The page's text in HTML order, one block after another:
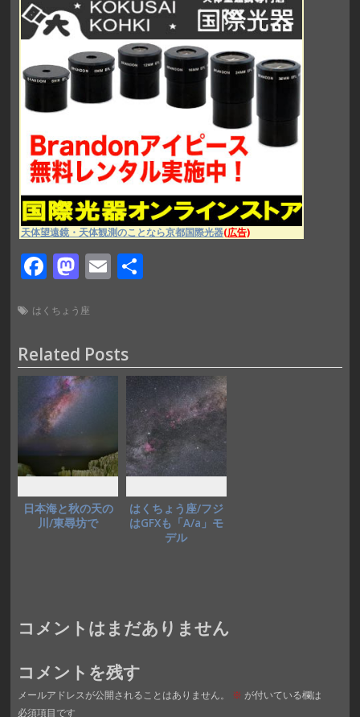
天体望遠鏡・天体観測のことなら京都国際光器(広告)
F
e
b
o
o
k
M
to
d
o
n
E
l
共
はくちょう座
Related Posts
日本海と秋の天の
川/東尋坊で
はくちょう座/フジ
はGFXも「A/a」モ
デル
コメントはまだありません
コメントを残す
メールアドレスが公開されることはありません。 ※ が付いている欄は
必須項目です